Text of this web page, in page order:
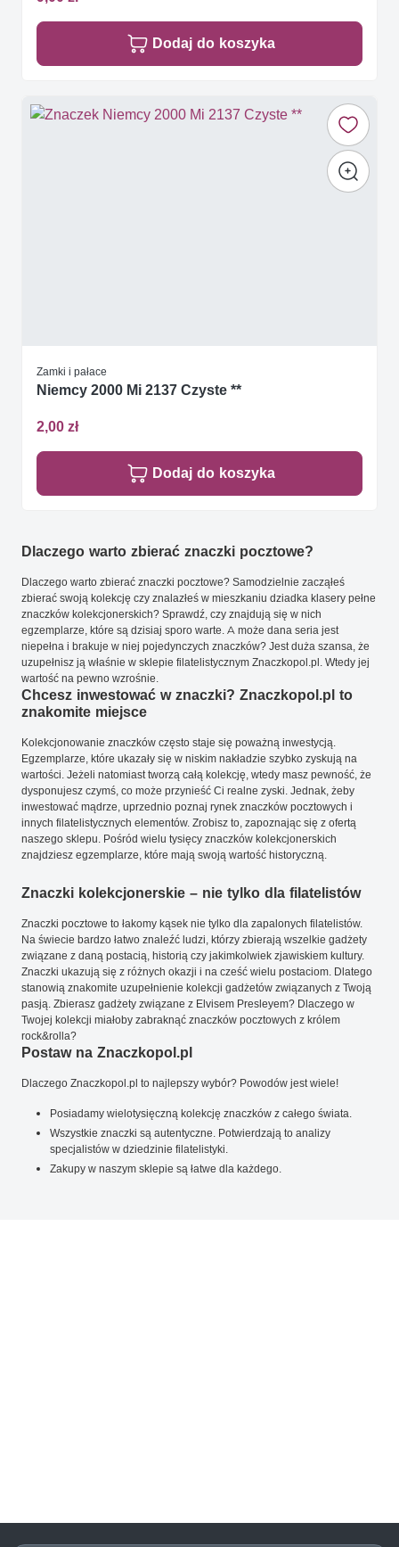
Dodaj do koszyka
Zamki i pałace
Niemcy 2000 Mi 2137 Czyste **
2,00 zł
Dodaj do koszyka
Dlaczego warto zbierać znaczki pocztowe?
Dlaczego warto zbierać znaczki pocztowe? Samodzielnie zacząłeś
zbierać swoją kolekcję czy znalazłeś w mieszkaniu dziadka klasery pełne
znaczków kolekcjonerskich? Sprawdź, czy znajdują się w nich
egzemplarze, które są dzisiaj sporo warte. A może dana seria jest
niepełna i brakuje w niej pojedynczych znaczków? Jest duża szansa, że
uzupełnisz ją właśnie w sklepie filatelistycznym Znaczkopol.pl. Wtedy jej
wartość na pewno wzrośnie.
Chcesz inwestować w znaczki? Znaczkopol.pl to
znakomite miejsce
Kolekcjonowanie znaczków często staje się poważną inwestycją.
Egzemplarze, które ukazały się w niskim nakładzie szybko zyskują na
wartości. Jeżeli natomiast tworzą całą kolekcję, wtedy masz pewność, że
dysponujesz czymś, co może przynieść Ci realne zyski. Jednak, żeby
inwestować mądrze, uprzednio poznaj rynek znaczków pocztowych i
innych filatelistycznych elementów. Zrobisz to, zapoznając się z ofertą
naszego sklepu. Pośród wielu tysięcy znaczków kolekcjonerskich
znajdziesz egzemplarze, które mają swoją wartość historyczną.
Znaczki kolekcjonerskie – nie tylko dla filatelistów
Znaczki pocztowe to łakomy kąsek nie tylko dla zapalonych filatelistów.
Na świecie bardzo łatwo znaleźć ludzi, którzy zbierają wszelkie gadżety
związane z daną postacią, historią czy jakimkolwiek zjawiskiem kultury.
Znaczki ukazują się z różnych okazji i na cześć wielu postaciom. Dlatego
stanowią znakomite uzupełnienie kolekcji gadżetów związanych z Twoją
pasją. Zbierasz gadżety związane z Elvisem Presleyem? Dlaczego w
Twojej kolekcji miałoby zabraknąć znaczków pocztowych z królem
rock&rolla?
Postaw na Znaczkopol.pl
Dlaczego Znaczkopol.pl to najlepszy wybór? Powodów jest wiele!
Posiadamy wielotysięczną kolekcję znaczków z całego świata.
Wszystkie znaczki są autentyczne. Potwierdzają to analizy
specjalistów w dziedzinie filatelistyki.
Zakupy w naszym sklepie są łatwe dla każdego.